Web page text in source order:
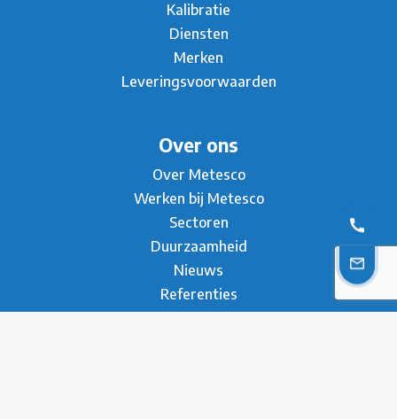
Kalibratie
Diensten
Merken
Leveringsvoorwaarden
Over ons
Over Metesco
Werken bij Metesco
Sectoren
Duurzaamheid
Nieuws
Referenties
Brochure